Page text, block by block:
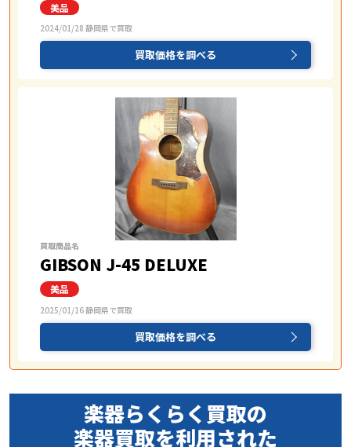
2024/01/28 静岡県で買取
買取価格を調べる
買取商品名
GIBSON J-45 DELUXE
2025/01/16 静岡県で買取
買取価格を調べる
楽器らくらく買取の
楽器買取を利用された